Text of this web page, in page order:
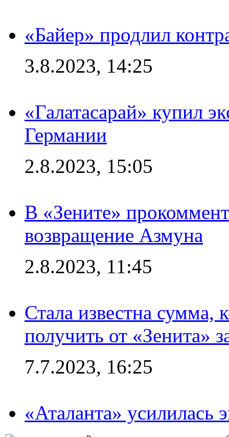
«Байер» продлил
3.8.2023, 14:25
«Галатасарай» купил
Германии
2.8.2023, 15:05
В «Зените»
возвращение Азмуна
2.8.2023, 11:45
Стала известна сумма,
получить от «Зенита»
7.7.2023, 16:25
«Аталанта»